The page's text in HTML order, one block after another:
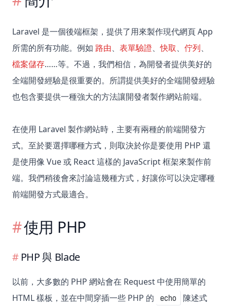
Laravel 是一個後端框架，提供了用來製作現代網頁 App
所需的所有功能。例如 路由、 表單驗證、快取、 佇列、
檔案儲存……等。不過，我們相信，為開發者提供美好的
全端開發經驗是很重要的。所謂提供美好的全端開發經驗
也包含要提供一種強大的方法讓開發者製作網站前端。
在使用 Laravel 製作網站時，主要有兩種的前端開發方
式。至於要選擇哪種方式，則取決於你是要使用 PHP 還
是使用像 Vue 或 React 這樣的 JavaScript 框架來製作前
端。我們稍後會來討論這幾種方式，好讓你可以決定哪種
前端開發方式最適合。
使用 PHP
PHP 與 Blade
以前，大多數的 PHP 網站會在 Request 中使用簡單的
HTML 樣板，並在中間穿插一些 PHP 的
echo
陳述式